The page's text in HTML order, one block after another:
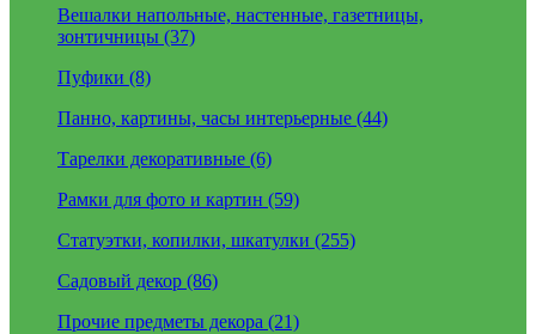
Вешалки напольные, настенные, газетницы,
зонтичницы (37)
Пуфики (8)
Панно, картины, часы интерьерные (44)
Тарелки декоративные (6)
Рамки для фото и картин (59)
Статуэтки, копилки, шкатулки (255)
Садовый декор (86)
Прочие предметы декора (21)